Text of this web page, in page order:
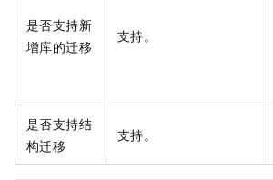
是否支持新
增库的迁移
支持。
是否支持结
构迁移
支持。